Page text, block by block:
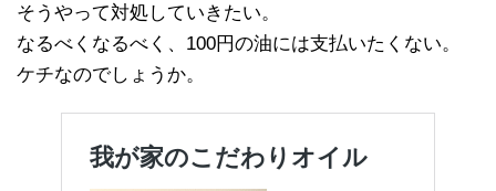
そうやって対処していきたい。
なるべくなるべく、100円の油には支払いたくない。
ケチなのでしょうか。